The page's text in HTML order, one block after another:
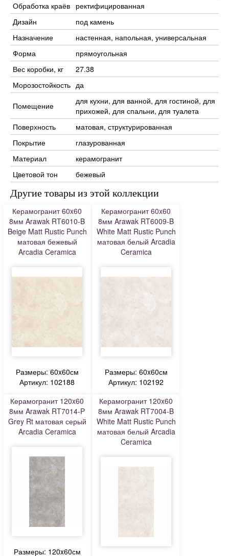
Обработка краёв ректифицированная
Дизайн
под камень
Назначение
настенная, напольная, универсальная
Форма
прямоугольная
Вес коробки, кг
27.38
Морозостойкость да
Помещение
для кухни, для ванной, для гостиной, для
прихожей, для спальни, для туалета
Поверхность
матовая, структурированная
Покрытие
глазурованная
Материал
керамогранит
Цветовой тон
бежевый
Другие товары из этой коллекции
Керамогранит 60x60
8мм Arawak RT6010-B
Beige Matt Rustic Punch
матовая бежевый
Arcadia Ceramica
Размеры: 60x60см
Артикул: 102188
Керамогранит 60x60
8мм Arawak RT6009-B
White Matt Rustic Punch
матовая белый Arcadia
Ceramica
Размеры: 60x60см
Артикул: 102192
Керамогранит 120x60
8мм Arawak RT7014-P
Grey Rt матовая серый
Arcadia Ceramica
Размеры: 120x60см
Керамогранит 120x60
8мм Arawak RT7004-B
White Matt Rustic Punch
матовая белый Arcadia
Ceramica